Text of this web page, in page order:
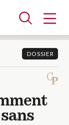
DOSSIER